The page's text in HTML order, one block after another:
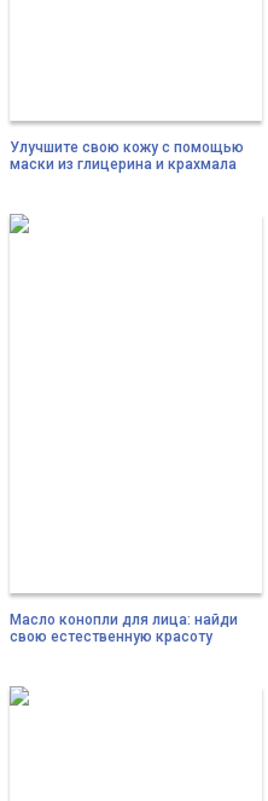
Улучшите свою кожу с помощью
маски из глицерина и крахмала
Масло конопли для лица: найди
свою естественную красоту